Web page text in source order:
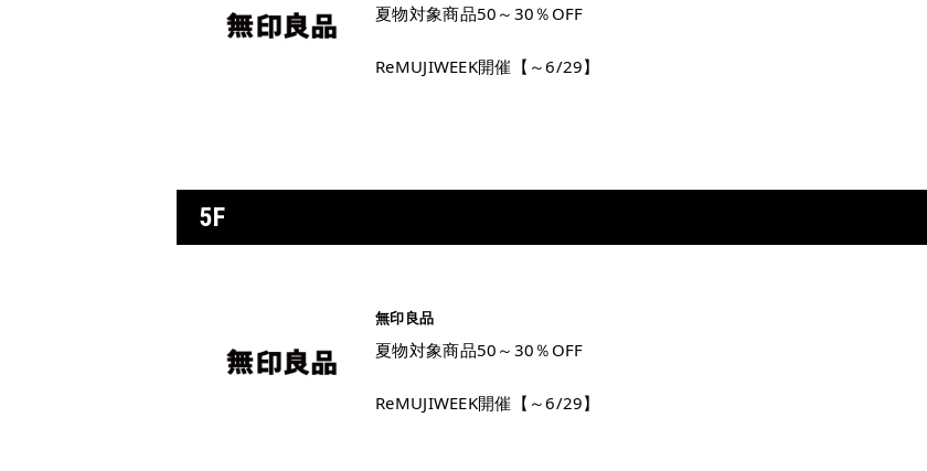
夏物対象商品50～30％OFF
ReMUJIWEEK開催【～6/29】
5F
無印良品
夏物対象商品50～30％OFF
ReMUJIWEEK開催【～6/29】